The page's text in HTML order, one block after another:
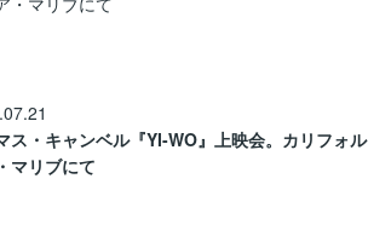
ス・キャンベル『YI-WO』上映会。カリフォル
マリブにて